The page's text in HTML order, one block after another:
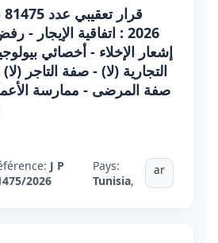
2026 : اتفاقية الإيجار
إشعار الإخلاء - أخصائي
التجارية (لا) - صفة التاجر
صفة المرضى - ممارسة
J P
2026
Pays:
Tunisia,
ar